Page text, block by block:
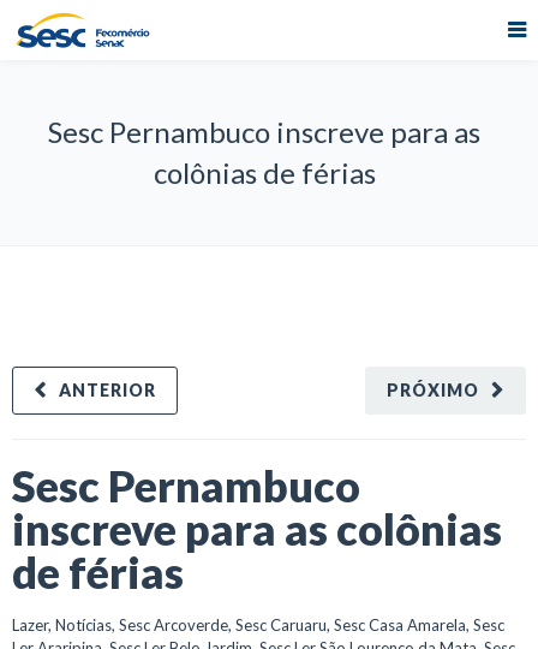
Sesc Pernambuco inscreve para as
colônias de férias
PRÓXIMO
ANTERIOR
Sesc Pernambuco
inscreve para as colônias
de férias
Lazer, Notícias, Sesc Arcoverde, Sesc Caruaru, Sesc Casa Amarela, Sesc